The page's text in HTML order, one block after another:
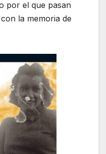
por el que pasan
la memoria de